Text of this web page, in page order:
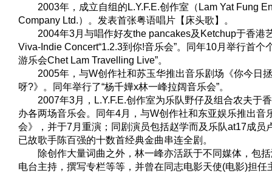
2003年，成立自组的L.Y.F.E.创作室（Lam Yat Fung
Company Ltd.）。发表首张粤语唱片【床头歌】。
2004年3月与唱作好友the pancakes及Ketchup于香港
Viva-Indie Concert“1.2.3到你!音乐会”。同年10月举行首个
游乐会Chet Lam Travelling Live”。
2005年，与W创作社和苏玉华推出音乐剧场《你今日
呀?》。同年举行了“杨千嬅x林一峰拉阔音乐会”。
2007年3月，L.Y.F.E.创作室为乐队野仔及组合农夫于
办各两场音乐会。同年4月，与W创作社和东亚娱乐推出音
会》，并于7月重演；同剧演员包括赵学而及乐队at17成员
已故歌手陈百强的十数首经典金曲串连全剧。
除创作大量词曲之外，林一峰亦活跃于不同媒体，包括
电台主持，撰写专栏等等，并曾在同志电影天使(电影)担任